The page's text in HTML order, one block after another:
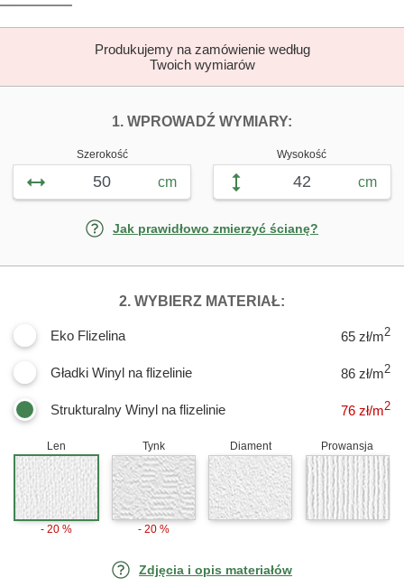
Produkujemy na zamówienie według
Twoich wymiarów
1. WPROWADŹ WYMIARY:
Szerokość
cm
Wysokość
cm
Jak prawidłowo zmierzyć ścianę?
2. WYBIERZ MATERIAŁ:
Eko Flizelina 65 zł/m2
Gładki Winyl na flizelinie 86 zł/m2
Strukturalny Winyl na flizelinie 76 zł/m2
Len
- 20 %
Tynk
- 20 %
Diament Prowansja
Zdjęcia i opis materiałów